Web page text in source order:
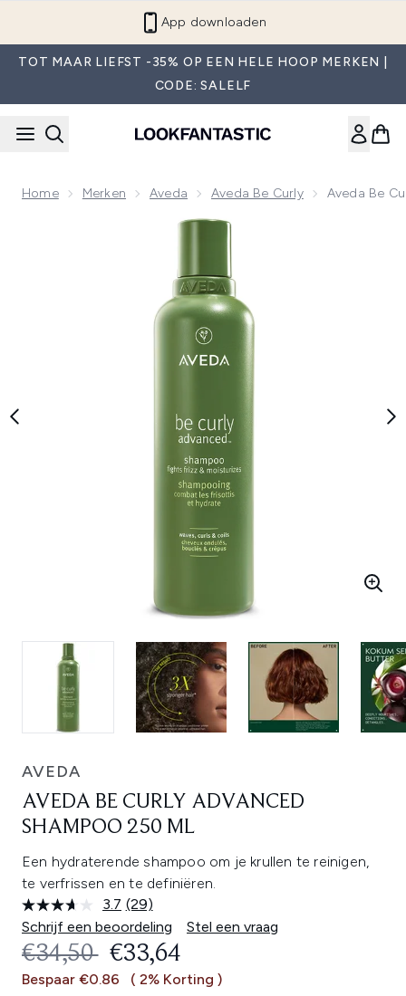
App downloaden
TOT MAAR LIEFST -35% OP EEN HELE HOOP MERKEN |
CODE: SALELF
Home Merken Aveda Aveda Be Curly Aveda Be
Now showing image 1 Aveda Be Curly Advanced Shampoo
AVEDA
AVEDA BE CURLY ADVANCED
SHAMPOO 250 ML
Een hydraterende shampoo om je krullen te reinigen,
te verfrissen en te definiëren.
3.7 Lees
29
beoordelingen.
Dezelfde
paginalink.
(29)
Schrijf een beoordeling
Stel een vraag
RECOMMENDED RETAIL PRICE:
€34,50 HUIDIGE PRIJS:
€33,64
Bespaar €0.86 ( 2% Korting )